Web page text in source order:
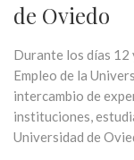
de Oviedo
Durante los días 12
Empleo de la
intercambio de
instituciones,
Universidad de